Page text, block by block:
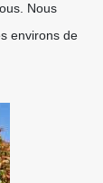
Nous
environs de